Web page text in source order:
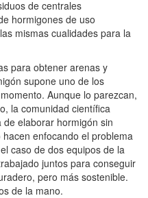
de centrales
hormigones de uso
mismas cualidades para la
para obtener arenas y
supone uno de los
Aunque lo parezcan,
la comunidad científica
elaborar hormigón sin
enfocando el problema
caso de dos equipos de la
juntos para conseguir
pero más sostenible.
de la mano.